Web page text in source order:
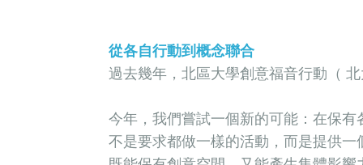
從各自行動到概念聯合
過去幾年，北區大學創意福音行動（
今年，我們嘗試一個新的可能：在保
不是要求都做一樣的活動，而是提供